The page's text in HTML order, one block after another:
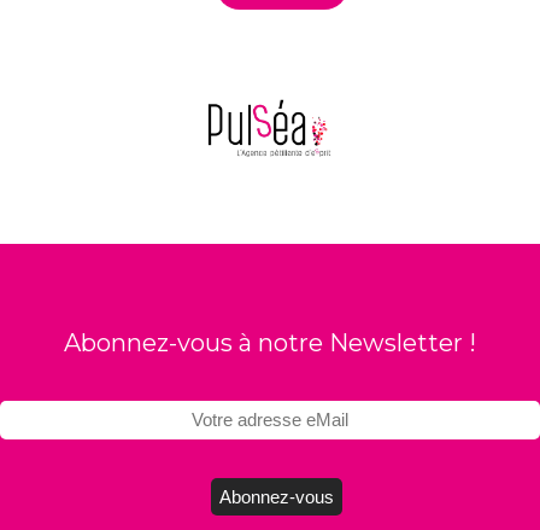
Abonnez-vous à notre Newsletter !